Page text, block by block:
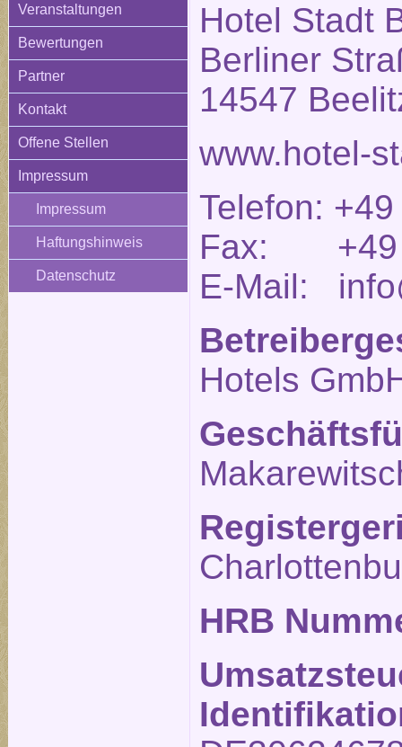
Veranstaltungen
Bewertungen
Partner
Kontakt
Offene Stellen
Impressum
Impressum
Haftungshinweis
Datenschutz
Hotel Stadt
Berliner
14547
www.hotel-
Telefon:
Fax: +49
E-Mail:
Hotels
HRB